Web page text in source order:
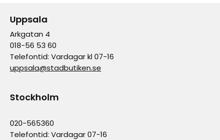
Uppsala
Arkgatan 4
018-56 53 60
Telefontid: Vardagar kl 07-16
uppsala@stadbutiken.se
Stockholm
020-565360
Telefontid: Vardagar 07-16